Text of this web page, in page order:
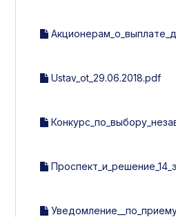
Ustav_ot_29.06.2018.pdf